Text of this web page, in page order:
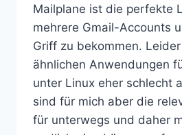
Mailplane ist die perfekte
mehrere Gmail-Accounts
Griff zu bekommen.
ähnlichen Anwendungen
unter Linux eher schlecht
sind für mich aber die
für unterwegs und daher